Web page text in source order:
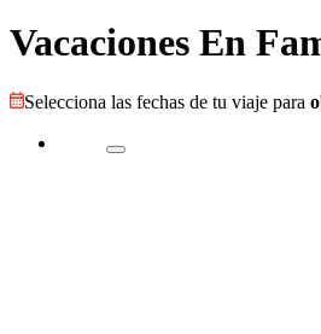
Vacaciones En
Selecciona las fechas de tu viaje para